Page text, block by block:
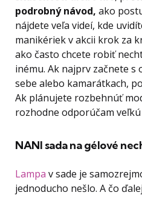
podrobný návod, ako
nájdete veľa videí, kde
manikériek v akcii krok za
ako často chcete robiť
inému. Ak najprv začnete s
sebe alebo kamarátkach,
Ak plánujete rozbehnúť
rozhodne odporúčam veľkú
NANI sada na gélové
Lampa v sade je
jednoducho nešlo. A čo